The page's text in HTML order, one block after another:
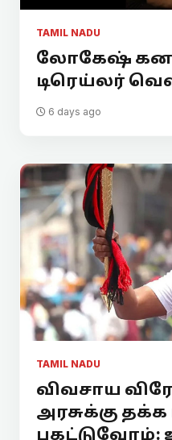
TAMIL NADU
லோகேஷ்
டிரெய்லர்
6 days ago
TAMIL NADU
விவசாய
அரசுக்கு தக்க
புகட்டுவோம்: